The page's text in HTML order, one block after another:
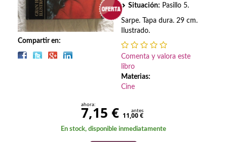
Ciencia ficción
Cine
Cocina
Compartir en:
Situación: Pasillo 5.
Sarpe. Tapa dura. 29 cm.
Ilustrado.
Comenta y valora este
libro
Materias:
Cine
ahora:
7,15 € antes
11,00 €
En stock, disponible inmediatamente